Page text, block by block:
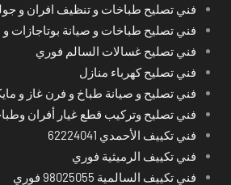
فني تصليح طباخات و تنظيف افران و
فني تصليح طباخات و صيانة بوتاجازات
فني تصليح غسالات السالم فوري
فني تصليح كهرباء منازل
فني تصليح و صيانة طباخ و فرن غاز و
فني تصليح وتركيب قطع غيار أفران
فني تكييف الأحمدي 62224041
فني تكييف الرميثية فوري
فني تكييف السالمية 98025055 فوري